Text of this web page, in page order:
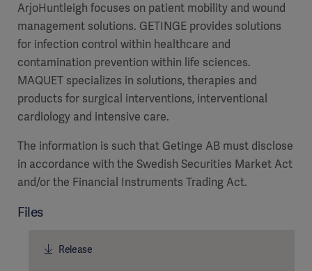
ArjoHuntleigh focuses on patient mobility and wound
management solutions. GETINGE provides solutions
for infection control within healthcare and
contamination prevention within life sciences.
MAQUET specializes in solutions, therapies and
products for surgical interventions, interventional
cardiology and intensive care.
The information is such that Getinge AB must disclose
in accordance with the Swedish Securities Market Act
and/or the Financial Instruments Trading Act.
Files
Release